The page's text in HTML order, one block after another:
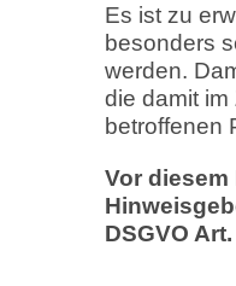
Es ist zu
besonders
werden.
die damit
betroffenen
Vor
DSGVO